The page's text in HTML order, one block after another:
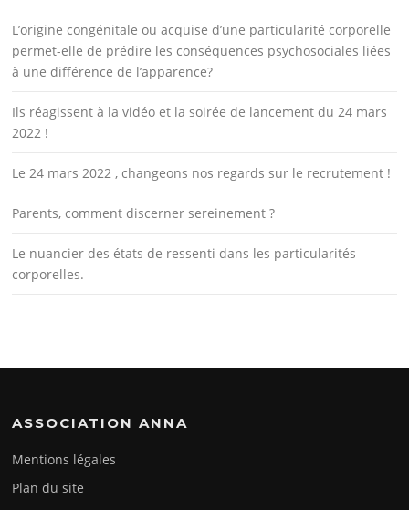
L’origine congénitale ou acquise d’une particularité corporelle
permet-elle de prédire les conséquences psychosociales liées
à une différence de l’apparence?
Ils réagissent à la vidéo et la soirée de lancement du 24 mars
2022 !
Le 24 mars 2022 , changeons nos regards sur le recrutement !
Parents, comment discerner sereinement ?
Le nuancier des états de ressenti dans les particularités
corporelles.
ASSOCIATION ANNA
Mentions légales
Plan du site